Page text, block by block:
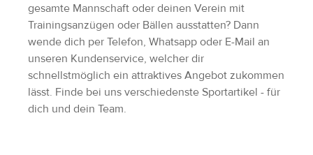
gesamte Mannschaft oder deinen Verein mit
Trainingsanzügen oder Bällen ausstatten? Dann
wende dich per Telefon, Whatsapp oder E-Mail an
unseren Kundenservice, welcher dir
schnellstmöglich ein attraktives Angebot zukommen
lässt. Finde bei uns verschiedenste Sportartikel - für
dich und dein Team.